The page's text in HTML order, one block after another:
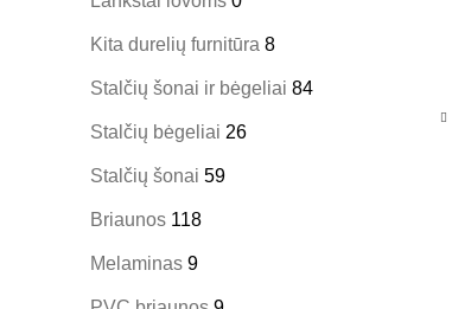
Kita durelių furnitūra 8
Stalčių šonai ir bėgeliai 84
Stalčių bėgeliai 26
Stalčių šonai 59
Briaunos 118
Melaminas 9